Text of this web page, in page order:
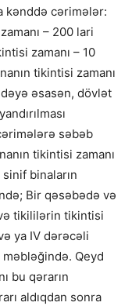
kənddə cərimələr:
– 200 lari
zamanı – 10
tikintisi zamanı
əsasən, dövlət
səbəb
tikintisi zamanı
binaların
Bir qəsəbədə və
tikililərin tikintisi
ya IV dərəcəli
məbləğində. Qeyd
bu qərarın
aldıqdan sonra